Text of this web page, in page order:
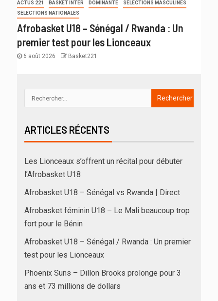
ACTUS 221 BASKET INTER DOMINANTE
SÉLECTIONS MASCULINES
SÉLECTIONS NATIONALES
Afrobasket U18 – Sénégal / Rwanda : Un
premier test pour les Lionceaux
6 août 2026 Basket221
ARTICLES RÉCENTS
Les Lionceaux s’offrent un récital pour débuter
l’Afrobasket U18
Afrobasket U18 – Sénégal vs Rwanda | Direct
Afrobasket féminin U18 – Le Mali beaucoup trop
fort pour le Bénin
Afrobasket U18 – Sénégal / Rwanda : Un premier
test pour les Lionceaux
Phoenix Suns – Dillon Brooks prolonge pour 3
ans et 73 millions de dollars